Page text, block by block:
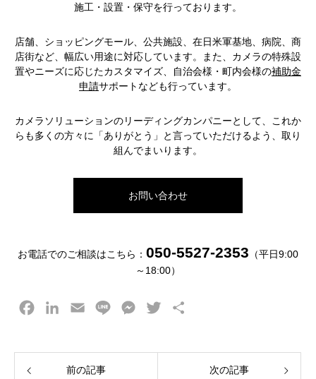
施工・設置・保守を行っております。
店舗、ショッピングモール、公共施設、在日米軍基地、病院、商
店街など、幅広い用途に対応しています。また、カメラの特殊設
置やニーズに応じたカスタマイズ、自治会様・町内会様の補助金
申請サポートなども行っています。
カメラソリューションのリーディングカンパニーとして、これか
らも多くの方々に「ありがとう」と言っていただけるよう、取り
組んでまいります。
お問い合わせ
お電話でのご相談はこちら： 050-5527-2353 （平日9:00
～18:00）
k
i
M
前の記事 次の記事